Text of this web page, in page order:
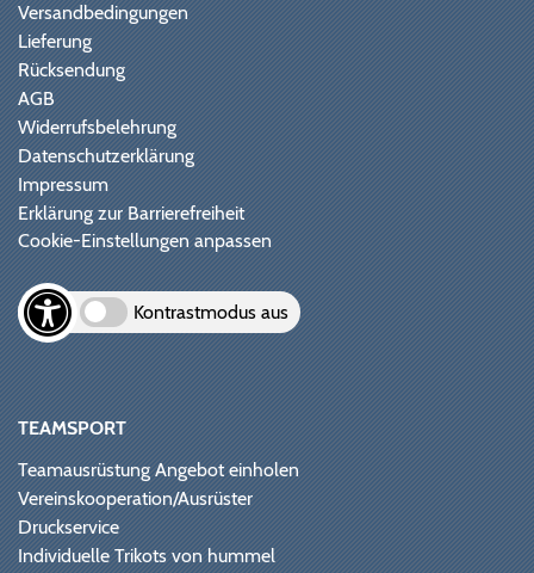
Versandbedingungen
Lieferung
Rücksendung
AGB
Widerrufsbelehrung
Datenschutzerklärung
Impressum
Erklärung zur Barrierefreiheit
Cookie-Einstellungen anpassen
Kontrastmodus aus
TEAMSPORT
Teamausrüstung Angebot einholen
Vereinskooperation/Ausrüster
Druckservice
Individuelle Trikots von hummel